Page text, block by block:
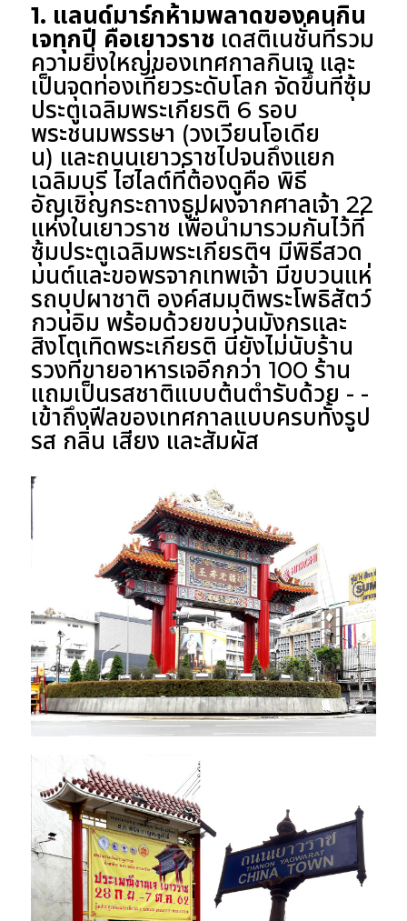
1. แลนด์มาร์กห้ามพลาดของคนกิน
เจทุกปี คือเยาวราช เดสติเนชั่นที่รวม
ความยิ่งใหญ่ของเทศกาลกินเจ และ
เป็นจุดท่องเที่ยวระดับโลก จัดขึ้นที่ซุ้ม
ประตูเฉลิมพระเกียรติ 6 รอบ
พระชนมพรรษา (วงเวียนโอเดีย
น) และถนนเยาวราชไปจนถึงแยก
เฉลิมบุรี ไฮไลต์ที่ต้องดูคือ พิธี
อัญเชิญกระถางธูปผงจากศาลเจ้า 22
แห่งในเยาวราช เพื่อนำมารวมกันไว้ที่
ซุ้มประตูเฉลิมพระเกียรติฯ มีพิธีสวด
มนต์และขอพรจากเทพเจ้า มีขบวนแห่
รถบุปผาชาติ องค์สมมุติพระโพธิสัตว์
กวนอิม พร้อมด้วยขบวนมังกรและ
สิงโตเทิดพระเกียรติ นี่ยังไม่นับร้าน
รวงที่ขายอาหารเจอีกกว่า 100 ร้าน
แถมเป็นรสชาติแบบต้นตำรับด้วย - -
เข้าถึงฟีลของเทศกาลแบบครบทั้งรูป
รส กลิ่น เสียง และสัมผัส